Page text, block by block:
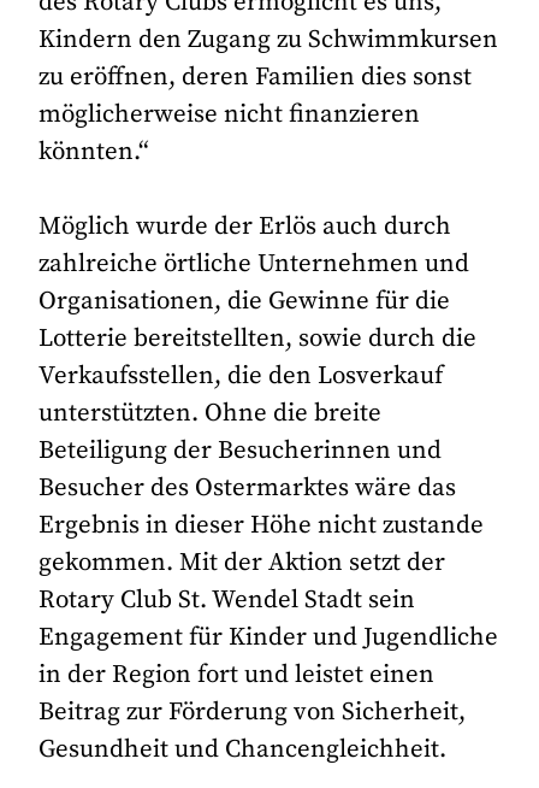
Kindern den Zugang zu Schwimmkursen
zu eröffnen, deren Familien dies sonst
möglicherweise nicht finanzieren
könnten.“
Möglich wurde der Erlös auch durch
zahlreiche örtliche Unternehmen und
Organisationen, die Gewinne für die
Lotterie bereitstellten, sowie durch die
Verkaufsstellen, die den Losverkauf
unterstützten. Ohne die breite
Beteiligung der Besucherinnen und
Besucher des Ostermarktes wäre das
Ergebnis in dieser Höhe nicht zustande
gekommen. Mit der Aktion setzt der
Rotary Club St. Wendel Stadt sein
Engagement für Kinder und Jugendliche
in der Region fort und leistet einen
Beitrag zur Förderung von Sicherheit,
Gesundheit und Chancengleichheit.